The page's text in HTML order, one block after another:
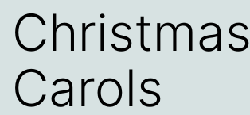
Christmas
Carols